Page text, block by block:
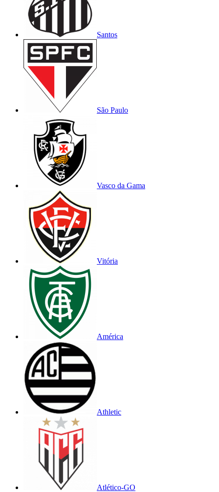
Santos
São Paulo
Vasco da Gama
Vitória
América
Athletic
Atlético-GO